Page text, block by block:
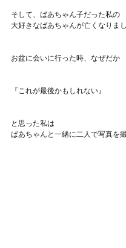
そして、ばあちゃん子だった私の
大好きなばあちゃんが亡くなりまし
お盆に会いに行った時、なぜだか
『これが最後かもしれない』
と思った私は
ばあちゃんと一緒に二人で写真を撮